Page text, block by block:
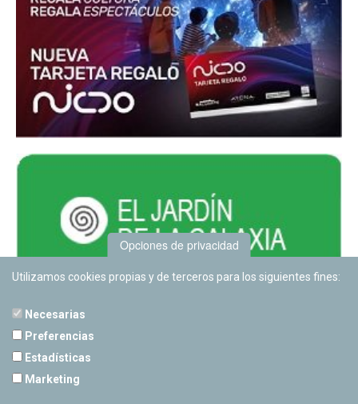
Opciones de privacidad
Utilizamos cookies propias y de terceros para los siguientes fines:
Necesarias
Preferencias
Estadísticas
Marketing